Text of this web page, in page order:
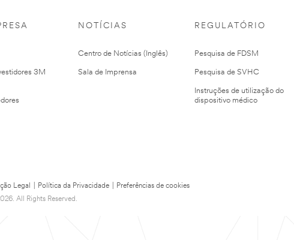
3M
NOTÍCIAS
Centro de Notícias (Inglês)
Sala de Imprensa
REGULATÓRIO
Pesquisa de FDSM
Pesquisa de SVHC
Instruções de utilização do
dispositivo médico
Legal Política da Privacidade
Preferências de cookies
All Rights Reserved.